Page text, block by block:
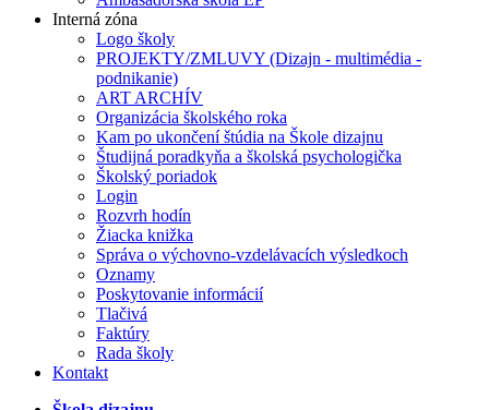
Interná zóna
Logo školy
PROJEKTY/ZMLUVY (Dizajn - multimédia -
podnikanie)
ART ARCHÍV
Organizácia školského roka
Kam po ukončení štúdia na Škole dizajnu
Študijná poradkyňa a školská psychologička
Školský poriadok
Login
Rozvrh hodín
Žiacka knižka
Správa o výchovno-vzdelávacích výsledkoch
Oznamy
Poskytovanie informácií
Tlačivá
Faktúry
Rada školy
Kontakt